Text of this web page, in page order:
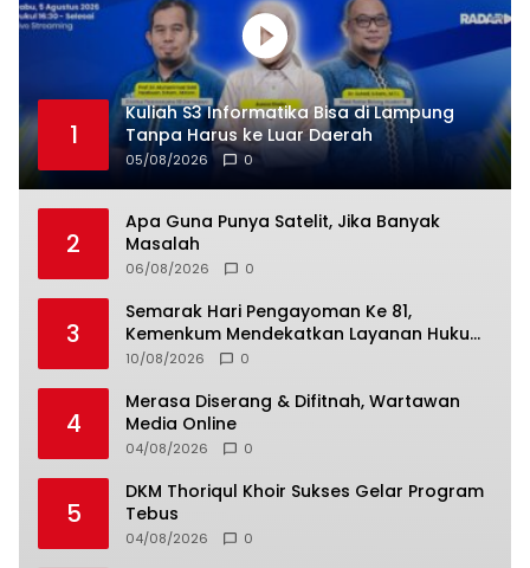
1
Kuliah S3 Informatika Bisa di Lampung
Tanpa Harus ke Luar Daerah
05/08/2026 0
2
Apa Guna Punya Satelit, Jika Banyak
Masalah
06/08/2026 0
3
Semarak Hari Pengayoman Ke 81,
Kemenkum Mendekatkan Layanan Hukum
Kepada Masyarakat
10/08/2026 0
4
Merasa Diserang & Difitnah, Wartawan
Media Online
04/08/2026 0
5
DKM Thoriqul Khoir Sukses Gelar Program
Tebus
04/08/2026 0